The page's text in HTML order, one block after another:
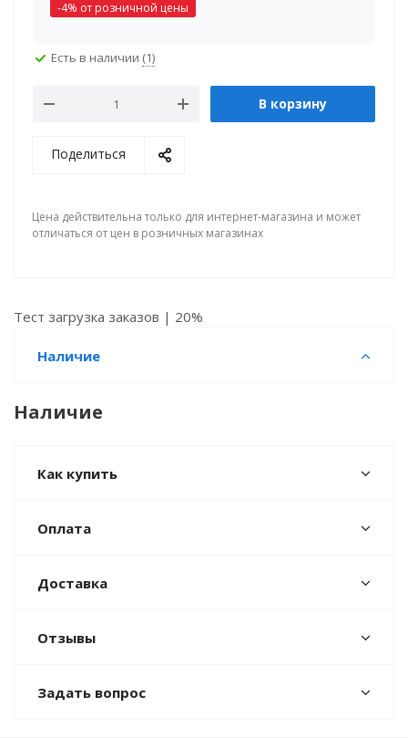
-4% от розничной цены
Есть в наличии (1)
В корзину
Поделиться
Цена действительна только для интернет-магазина и может
отличаться от цен в розничных магазинах
Тест загрузка заказов | 20%
Наличие
Наличие
Как купить
Оплата
Доставка
Отзывы
Задать вопрос